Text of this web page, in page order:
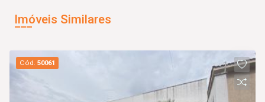
Imóveis Similares
Cód.50061